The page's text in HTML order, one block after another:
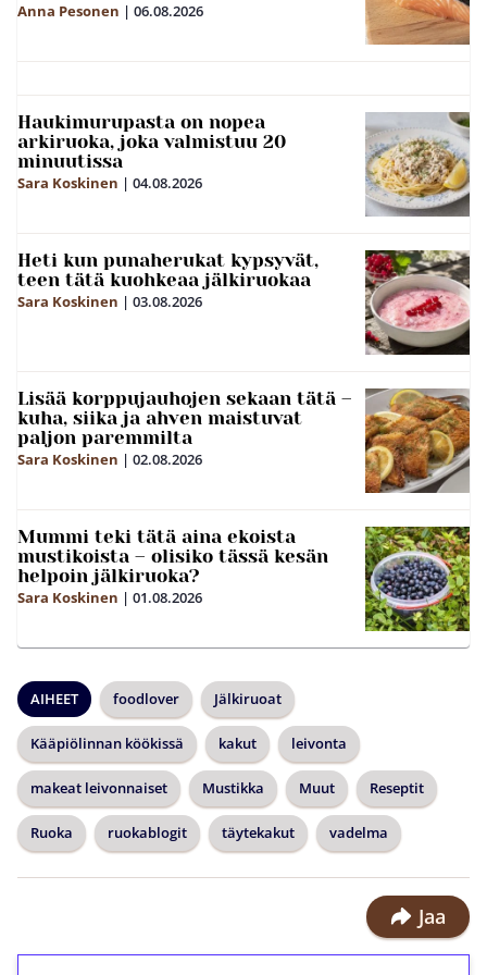
Anna Pesonen | 06.08.2026
Haukimurupasta on nopea
arkiruoka, joka valmistuu 20
minuutissa
Sara Koskinen | 04.08.2026
Heti kun punaherukat kypsyvät,
teen tätä kuohkeaa jälkiruokaa
Sara Koskinen | 03.08.2026
Lisää korppujauhojen sekaan tätä –
kuha, siika ja ahven maistuvat
paljon paremmilta
Sara Koskinen | 02.08.2026
Mummi teki tätä aina ekoista
mustikoista – olisiko tässä kesän
helpoin jälkiruoka?
Sara Koskinen | 01.08.2026
AIHEET foodlover Jälkiruoat
Kääpiölinnan köökissä kakut leivonta
makeat leivonnaiset Mustikka Muut Reseptit
Ruoka ruokablogit täytekakut vadelma
Jaa